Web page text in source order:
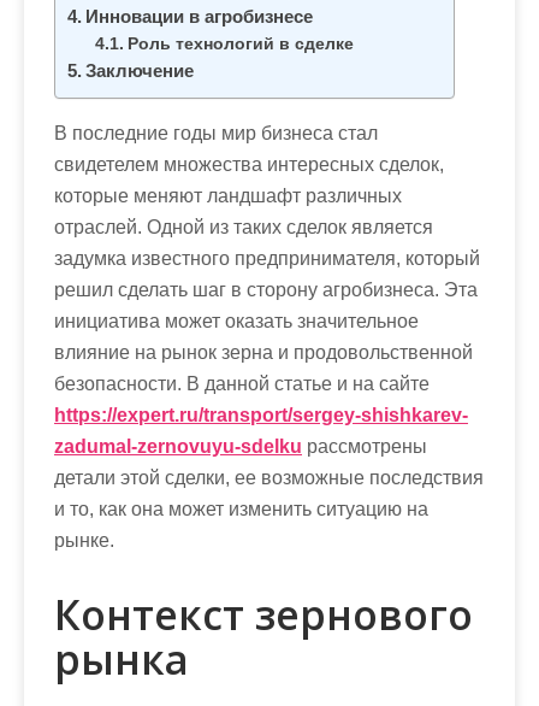
Инновации в агробизнесе
Роль технологий в сделке
Заключение
В последние годы мир бизнеса стал
свидетелем множества интересных сделок,
которые меняют ландшафт различных
отраслей. Одной из таких сделок является
задумка известного предпринимателя, который
решил сделать шаг в сторону агробизнеса. Эта
инициатива может оказать значительное
влияние на рынок зерна и продовольственной
безопасности. В данной статье и на сайте
https://expert.ru/transport/sergey-shishkarev-
zadumal-zernovuyu-sdelku рассмотрены
детали этой сделки, ее возможные последствия
и то, как она может изменить ситуацию на
рынке.
Контекст зернового
рынка